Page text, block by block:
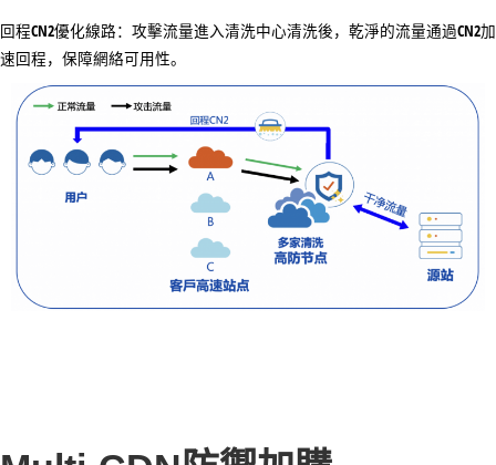
回程CN2優化線路：攻擊流量進入清洗中心清洗後，乾淨的流量通過CN2加
速回程，保障網絡可用性。